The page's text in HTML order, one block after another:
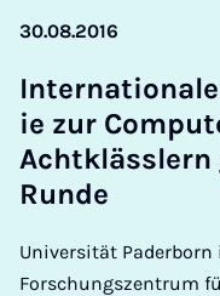
30.08.2016
ie zur
Achtklässlern
Runde
Universität
Forschungszentrum